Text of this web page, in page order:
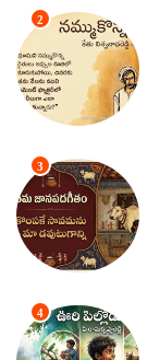
2
3
4